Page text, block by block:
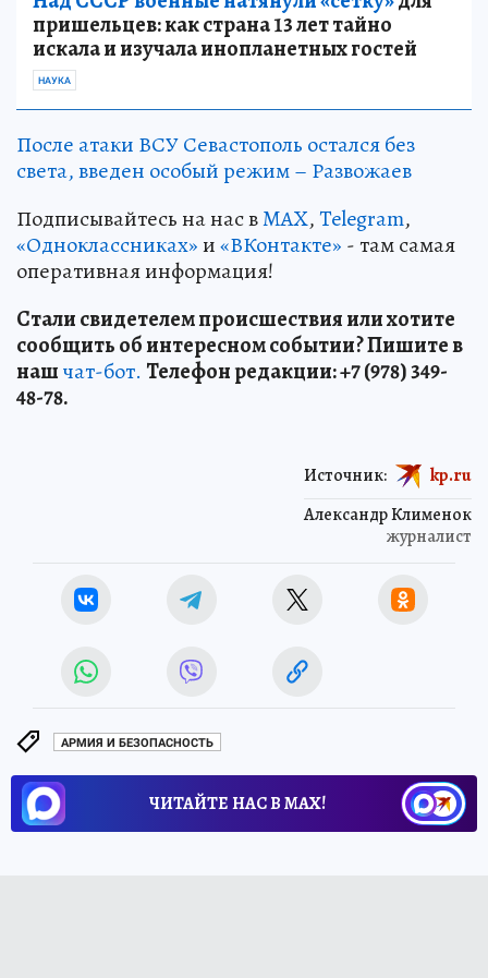
пришельцев: как страна 13 лет тайно
искала и изучала инопланетных гостей
НАУКА
После атаки ВСУ Севастополь остался без
света, введен особый режим – Развожаев
Подписывайтесь на нас вMAX,Telegram,
«Одноклассниках»и«ВКонтакте» - там самая
оперативная информация!
Стали свидетелем происшествия или хотите
сообщить об интересном событии? Пишите в
нашчат-бот. Телефон редакции: +7 (978) 349-
48-78.
Александр Клименок
журналист
Источник: kp.ru
АРМИЯ И БЕЗОПАСНОСТЬ
ЧИТАЙТЕ НАС В МАХ!